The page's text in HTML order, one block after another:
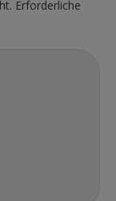
Erforderliche